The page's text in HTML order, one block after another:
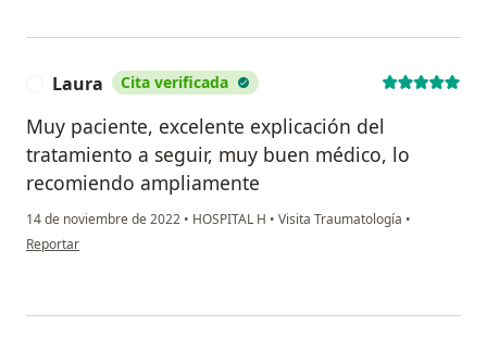
Laura Cita verificada
Muy paciente, excelente explicación del
tratamiento a seguir, muy buen médico, lo
recomiendo ampliamente
14 de noviembre de 2022 • HOSPITAL H • Visita Traumatología •
en opinión del usuario Laura
Reportar